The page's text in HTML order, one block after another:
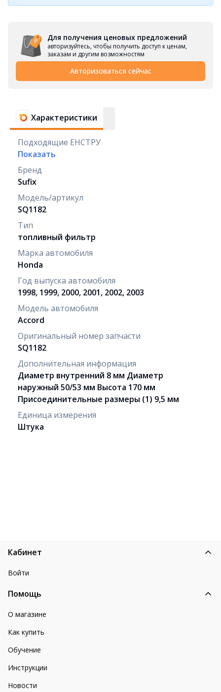
Для получения ценовых предложений
авторизуйтесь, чтобы получить доступ к ценам,
заказам и другим возможностям
Авторизоваться сейчас
Характеристики
Подходящие ЕНСТРУ
Показать
Бренд
Sufix
Модель/артикул
SQ1182
Тип
топливный фильтр
Марка автомобиля
Honda
Год выпуска автомобиля
1998, 1999, 2000, 2001, 2002, 2003
Модель автомобиля
Accord
Оригинальный номер запчасти
SQ1182
Дополнительная информация
Диаметр внутренний 8 мм Диаметр
наружный 50/53 мм Высота 170 мм
Присоединительные размеры (1) 9,5 мм
Единица измерения
Штука
Кабинет
Войти
Помощь
О магазине
Как купить
Обучение
Инструкции
Новости